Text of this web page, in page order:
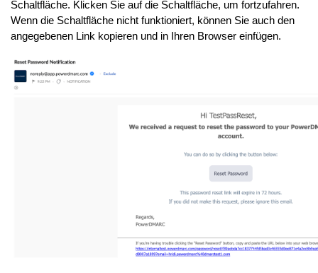
Schaltfläche. Klicken Sie auf die Schaltfläche, um fortzufahren.
Wenn die Schaltfläche nicht funktioniert, können Sie auch den
angegebenen Link kopieren und in Ihren Browser einfügen.